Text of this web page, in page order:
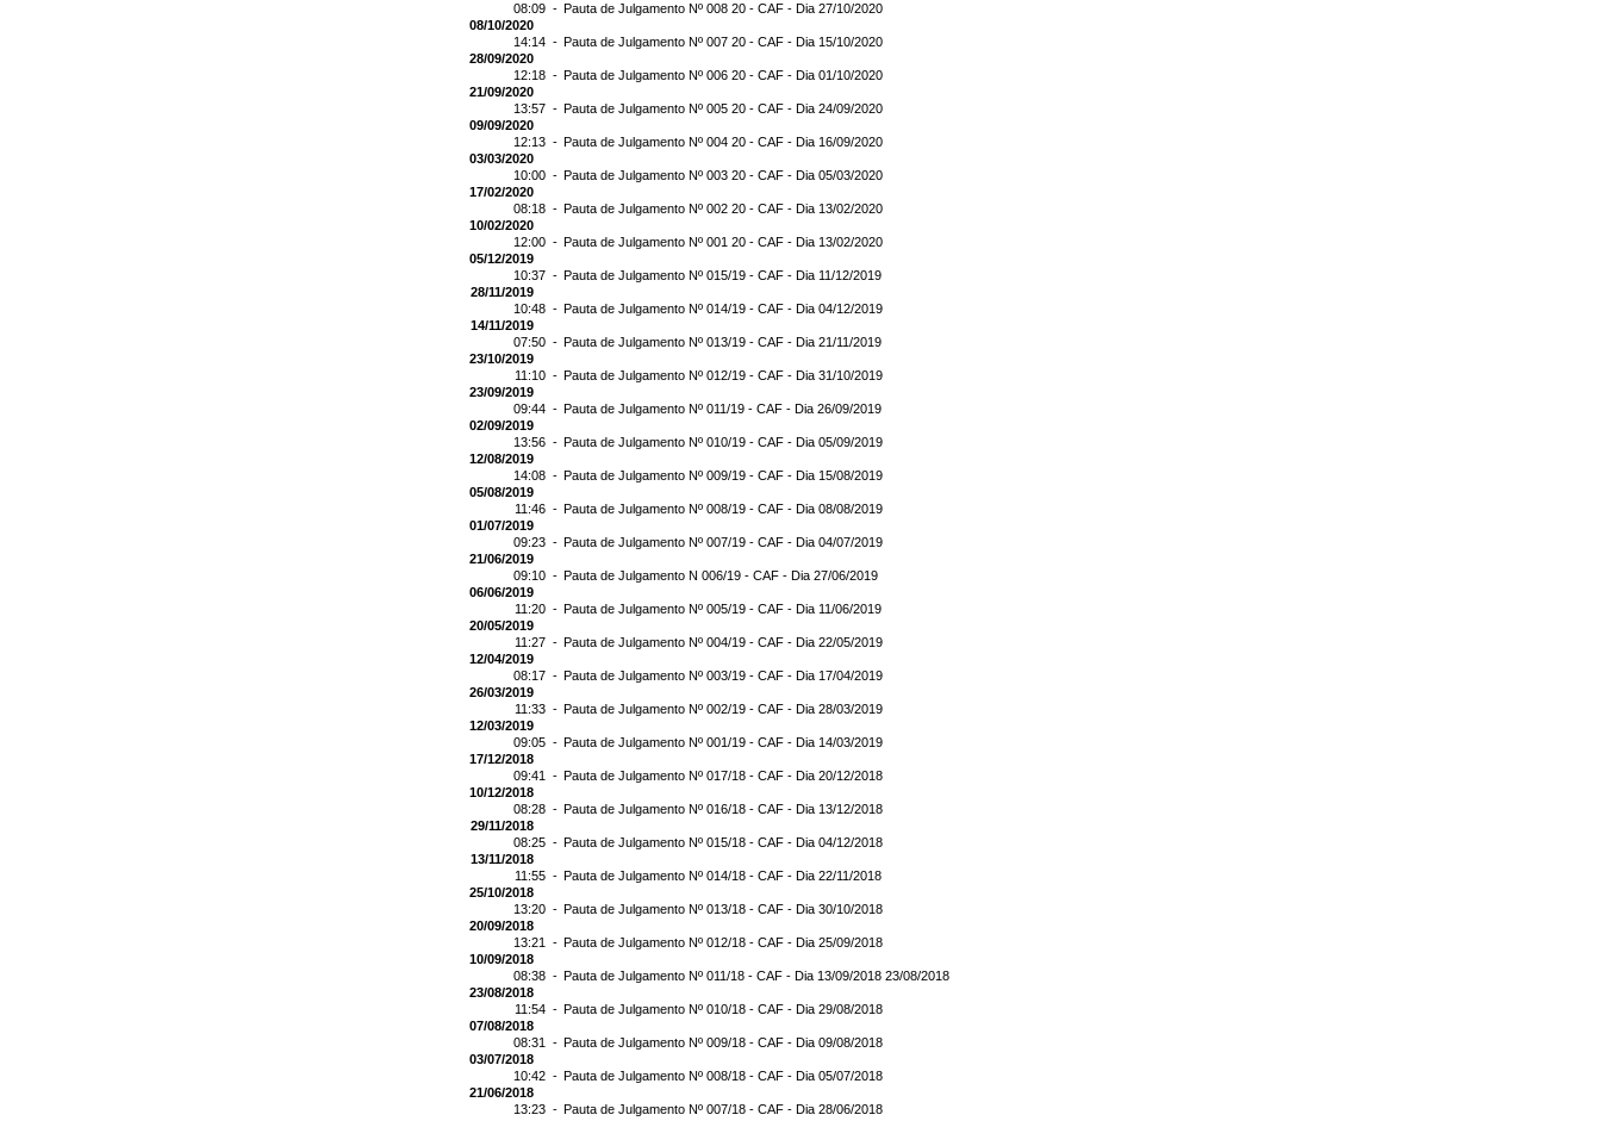
08:09 - Pauta de Julgamento Nº 008 20 - CAF - Dia 27/10/2020
08/10/2020
14:14 - Pauta de Julgamento Nº 007 20 - CAF - Dia 15/10/2020
28/09/2020
12:18 - Pauta de Julgamento Nº 006 20 - CAF - Dia 01/10/2020
21/09/2020
13:57 - Pauta de Julgamento Nº 005 20 - CAF - Dia 24/09/2020
09/09/2020
12:13 - Pauta de Julgamento Nº 004 20 - CAF - Dia 16/09/2020
03/03/2020
10:00 - Pauta de Julgamento Nº 003 20 - CAF - Dia 05/03/2020
17/02/2020
08:18 - Pauta de Julgamento Nº 002 20 - CAF - Dia 13/02/2020
10/02/2020
12:00 - Pauta de Julgamento Nº 001 20 - CAF - Dia 13/02/2020
05/12/2019
10:37 - Pauta de Julgamento Nº 015/19 - CAF - Dia 11/12/2019
28/11/2019
10:48 - Pauta de Julgamento Nº 014/19 - CAF - Dia 04/12/2019
14/11/2019
07:50 - Pauta de Julgamento Nº 013/19 - CAF - Dia 21/11/2019
23/10/2019
11:10 - Pauta de Julgamento Nº 012/19 - CAF - Dia 31/10/2019
23/09/2019
09:44 - Pauta de Julgamento Nº 011/19 - CAF - Dia 26/09/2019
02/09/2019
13:56 - Pauta de Julgamento Nº 010/19 - CAF - Dia 05/09/2019
12/08/2019
14:08 - Pauta de Julgamento Nº 009/19 - CAF - Dia 15/08/2019
05/08/2019
11:46 - Pauta de Julgamento Nº 008/19 - CAF - Dia 08/08/2019
01/07/2019
09:23 - Pauta de Julgamento Nº 007/19 - CAF - Dia 04/07/2019
21/06/2019
09:10 - Pauta de Julgamento N 006/19 - CAF - Dia 27/06/2019
06/06/2019
11:20 - Pauta de Julgamento Nº 005/19 - CAF - Dia 11/06/2019
20/05/2019
11:27 - Pauta de Julgamento Nº 004/19 - CAF - Dia 22/05/2019
12/04/2019
08:17 - Pauta de Julgamento Nº 003/19 - CAF - Dia 17/04/2019
26/03/2019
11:33 - Pauta de Julgamento Nº 002/19 - CAF - Dia 28/03/2019
12/03/2019
09:05 - Pauta de Julgamento Nº 001/19 - CAF - Dia 14/03/2019
17/12/2018
09:41 - Pauta de Julgamento Nº 017/18 - CAF - Dia 20/12/2018
10/12/2018
08:28 - Pauta de Julgamento Nº 016/18 - CAF - Dia 13/12/2018
29/11/2018
08:25 - Pauta de Julgamento Nº 015/18 - CAF - Dia 04/12/2018
13/11/2018
11:55 - Pauta de Julgamento Nº 014/18 - CAF - Dia 22/11/2018
25/10/2018
13:20 - Pauta de Julgamento Nº 013/18 - CAF - Dia 30/10/2018
20/09/2018
13:21 - Pauta de Julgamento Nº 012/18 - CAF - Dia 25/09/2018
10/09/2018
08:38 - Pauta de Julgamento Nº 011/18 - CAF - Dia 13/09/2018 23/08/2018
23/08/2018
11:54 - Pauta de Julgamento Nº 010/18 - CAF - Dia 29/08/2018
07/08/2018
08:31 - Pauta de Julgamento Nº 009/18 - CAF - Dia 09/08/2018
03/07/2018
10:42 - Pauta de Julgamento Nº 008/18 - CAF - Dia 05/07/2018
21/06/2018
13:23 - Pauta de Julgamento Nº 007/18 - CAF - Dia 28/06/2018